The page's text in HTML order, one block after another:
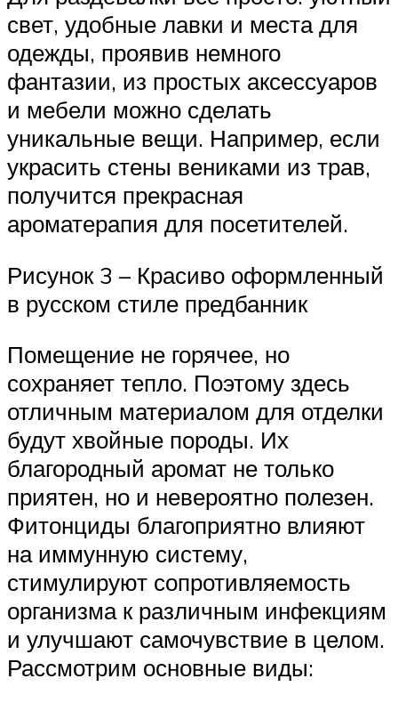
свет, удобные лавки и места для
одежды, проявив немного
фантазии, из простых аксессуаров
и мебели можно сделать
уникальные вещи. Например, если
украсить стены вениками из трав,
получится прекрасная
ароматерапия для посетителей.
Рисунок 3 – Красиво оформленный
в русском стиле предбанник
Помещение не горячее, но
сохраняет тепло. Поэтому здесь
отличным материалом для отделки
будут хвойные породы. Их
благородный аромат не только
приятен, но и невероятно полезен.
Фитонциды благоприятно влияют
на иммунную систему,
стимулируют сопротивляемость
организма к различным инфекциям
и улучшают самочувствие в целом.
Рассмотрим основные виды: